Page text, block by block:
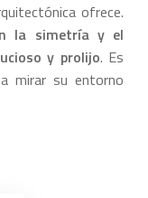
ofrece.
la simetría y el
y prolijo. Es
mirar su entorno